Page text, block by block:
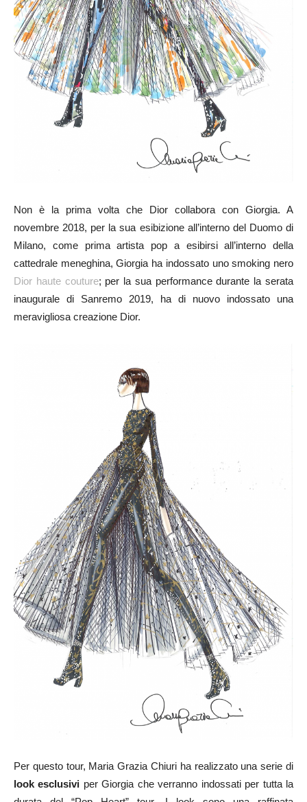
Non è la prima volta che Dior collabora con Giorgia. A
novembre 2018, per la sua esibizione all’interno del Duomo di
Milano, come prima artista pop a esibirsi all’interno della
cattedrale meneghina, Giorgia ha indossato uno smoking nero
Dior haute couture; per la sua performance durante la serata
inaugurale di Sanremo 2019, ha di nuovo indossato una
meravigliosa creazione Dior.
Per questo tour, Maria Grazia Chiuri ha realizzato una serie di
look esclusivi per Giorgia che verranno indossati per tutta la